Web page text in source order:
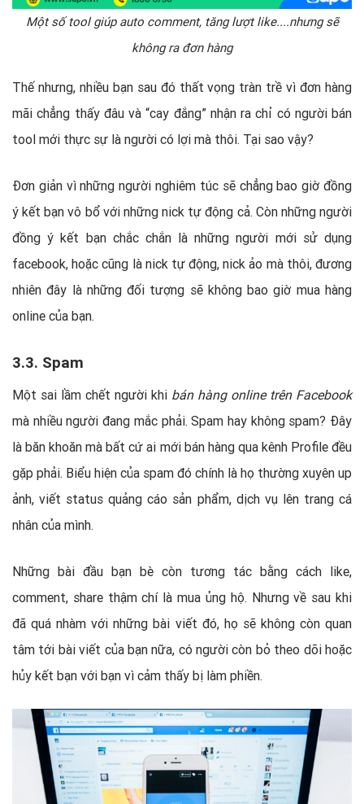
Một số tool giúp auto comment, tăng lượt like....nhưng sẽ
không ra đơn hàng
Thế nhưng, nhiều bạn sau đó thất vọng tràn trề vì đơn hàng
mãi chẳng thấy đâu và “cay đắng” nhận ra chỉ có người bán
tool mới thực sự là người có lợi mà thôi. Tại sao vậy?
Đơn giản vì những người nghiêm túc sẽ chẳng bao giờ đồng
ý kết bạn vô bổ với những nick tự động cả. Còn những người
đồng ý kết bạn chắc chắn là những người mới sử dụng
facebook, hoặc cũng là nick tự động, nick ảo mà thôi, đương
nhiên đây là những đối tượng sẽ không bao giờ mua hàng
online của bạn.
3.3. Spam
Một sai lầm chết người khi bán hàng online trên Facebook
mà nhiều người đang mắc phải. Spam hay không spam? Đây
là băn khoăn mà bất cứ ai mới bán hàng qua kênh Profile đều
gặp phải. Biểu hiện của spam đó chính là họ thường xuyên up
ảnh, viết status quảng cáo sản phẩm, dịch vụ lên trang cá
nhân của mình.
Những bài đầu bạn bè còn tương tác bằng cách like,
comment, share thậm chí là mua ủng hộ. Nhưng về sau khi
đã quá nhàm với những bài viết đó, họ sẽ không còn quan
tâm tới bài viết của bạn nữa, có người còn bỏ theo dõi hoặc
hủy kết bạn với bạn vì cảm thấy bị làm phiền.